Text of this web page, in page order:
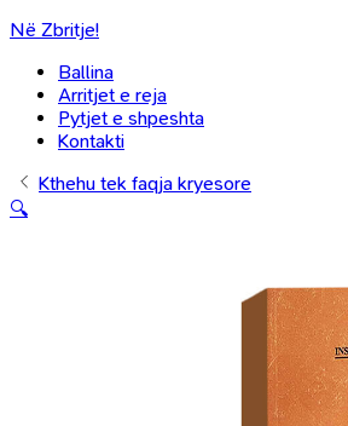
Në Zbritje!
Ballina
Arritjet e reja
Pytjet e shpeshta
Kontakti
Kthehu tek faqja kryesore
🔍